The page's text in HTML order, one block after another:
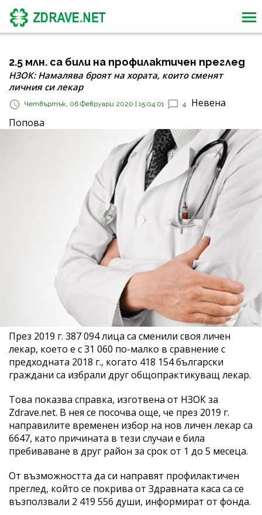
2.5 млн. са били на профилактичен преглед
НЗОК: Намалява броят на хората, които сменят
личния си лекар
Четвъртък, 06 Февруари 2020 | 15:04:01 4
Невена
Попова
През 2019 г. 387 094 лица са сменили своя личен
лекар, което е с 31 060 по-малко в сравнение с
предходната 2018 г., когато 418 154 български
граждани са избрали друг общопрактикуващ лекар.
Това показва справка, изготвена от НЗОК за
Zdrave.net. В нея се посочва още, че през 2019 г.
направилите временен избор на нов личен лекар са
6647, като причината в тези случаи е била
пребиваване в друг район за срок от 1 до 5 месеца.
От възможността да си направят профилактичен
преглед, който се покрива от Здравната каса са се
възползвали 2 419 556 души, информират от фонда.